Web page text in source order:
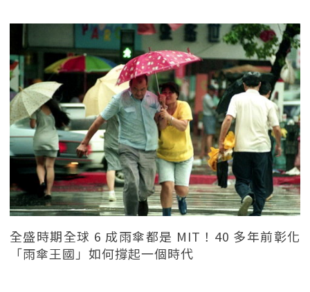
全盛時期全球 6 成雨傘都是 MIT！40 多年前彰化
「雨傘王國」如何撐起一個時代